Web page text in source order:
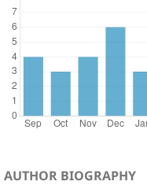
AUTHOR BIOGRAPHY